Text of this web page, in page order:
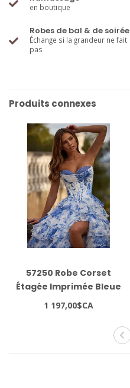
en boutique
Robes de bal & de soirée
Échange si la grandeur ne fait
pas
Produits connexes
57250 Robe Corset
Étagée Imprimée Bleue
1 197,00$CA